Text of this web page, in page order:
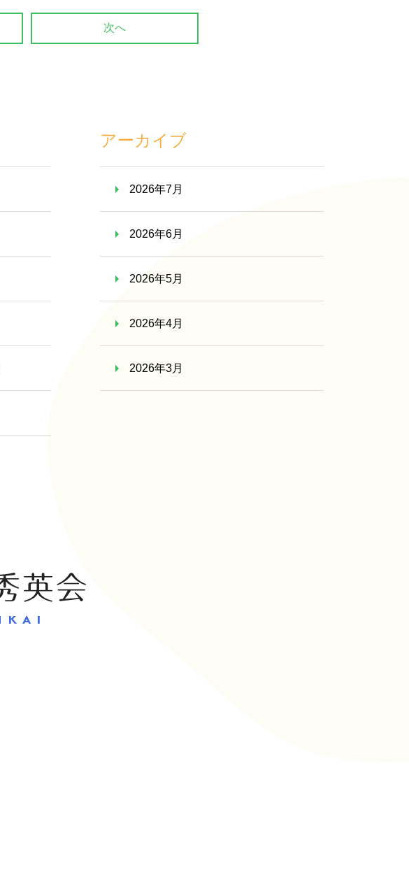
次へ
アーカイブ
2026年7月
2026年6月
2026年5月
2026年4月
2026年3月